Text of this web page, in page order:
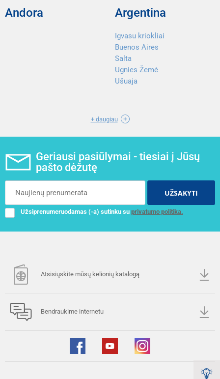
Andora Argentina
Igvasu kriokliai
Buenos Aires
Salta
Ugnies Žemė
Ušuaja
+ daugiau
Geriausi pasiūlymai - tiesiai į Jūsų
pašto dėžutę
UŽSAKYTI
Užsiprenumeruodamas (-a) sutinku su privatumo politika.
Atsisiųskite mūsų kelionių katalogą
Bendraukime internetu